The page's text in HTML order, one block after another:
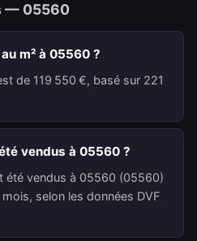
— 05560
m² à 05560 ?
de 119 550 €, basé sur 221
vendus à 05560 ?
été vendus à 05560 (05560)
selon les données DVF